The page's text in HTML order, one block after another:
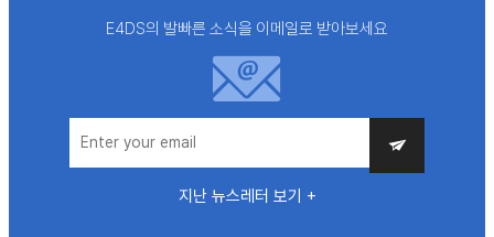
E4DS의 발빠른 소식을 이메일로 받아보세요
지난 뉴스레터 보기 +